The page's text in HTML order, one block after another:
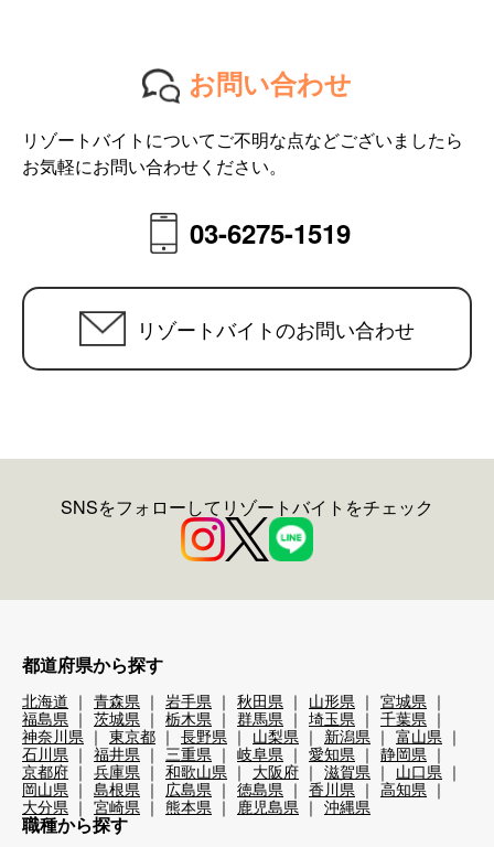
お問い合わせ
リゾートバイトについてご不明な点などございましたら
お気軽にお問い合わせください。
03-6275-1519
リゾートバイトのお問い合わせ
SNSをフォローしてリゾートバイトをチェック
都道府県から探す
北海道 青森県 岩手県 秋田県 山形県
宮城県
福島県
茨城県 栃木県 群馬県 埼玉県
千葉県
神奈川県
東京都 長野県 山梨県 新潟県
富山県
石川県
福井県 三重県 岐阜県 愛知県
静岡県
京都府
兵庫県 和歌山県 大阪府 滋賀県
山口県
岡山県
島根県 広島県 徳島県 香川県
高知県
大分県
宮崎県 熊本県 鹿児島県 沖縄県
職種から探す